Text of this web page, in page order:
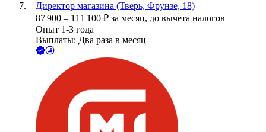
Директор магазина (Тверь, Фрунзе, 18)
87 900 – 111 100 ₽ за месяц, до вычета налогов
Опыт 1-3 года
Выплаты: Два раза в месяц